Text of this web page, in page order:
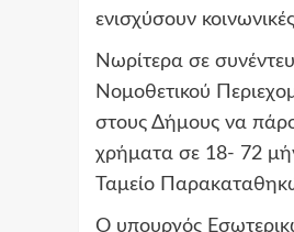
ενισχύσουν
Νωρίτερα σε
Νομοθετικού Περιεχ
στους Δήμους να
χρήματα σε 18- 72
Ταμείο
Ο υπουργός